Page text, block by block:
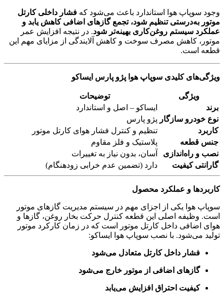
وجود سوپاپ هوا استاندارد باعث می‌شود که فشار داخلی کارتل
موتور به‌درستی تنظیم شود، تجمع گازهای اضافی کاهش یابد و
عملکرد سیستم روغن‌کاری بهینه‌تر شود. در نتیجه افزایش عمر
موتور، کاهش مصرف سوخت و کاهش آلایندگی از مزایای مهم این
قطعه است.
ویژگی‌های کلیدی سوپاپ هوا پژو پارس ایساکو
ویژگی
توضیحات
برند
ایساکو – اصل و استاندارد
نوع خودرو سازگار پژو پارس
کاربرد
تنظیم و کنترل فشار هوای کارتل موتور
جنس قطعه
پلاستیک و فلز مقاوم
نصب و راه‌اندازی
آسان، بدون نیاز به تغییرات
گارانتی کیفیت
دارد (تضمین عدم خرابی زودهنگام)
کاربردها و عملکرد محصول
سوپاپ هوا یکی از اجزای مهم در سیستم مدیریت گازهای موتور
است. وظیفه اصلی این قطعه کنترل حرکت بخار روغن، گازها و
هوای اضافی داخل کارتل موتور است که در زمان کارکرد موتور
تولید می‌شود. با نصب سوپاپ هوا ایساکو:
فشار داخل کارتل متعادل می‌شود
گازهای اضافی از موتور خارج می‌شود
کیفیت احتراق افزایش می‌یابد